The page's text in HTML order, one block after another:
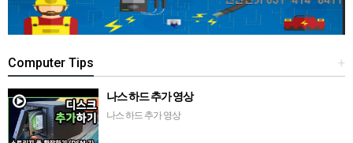
+
Computer Tips
나스 하드 추가 영상
나스 하드 추가 영상